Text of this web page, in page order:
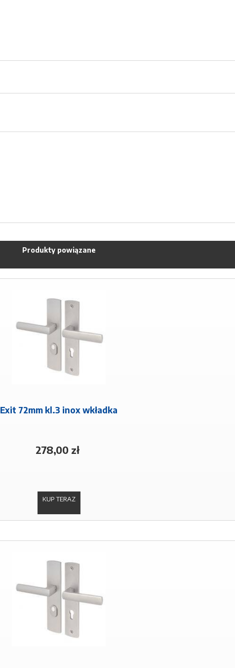
Produkty powiązane
Exit 72mm kl.3 inox wkładka
278,00 zł
KUP TERAZ